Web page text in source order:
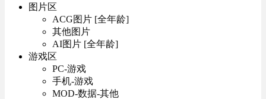
图片区
ACG图片 [全年龄]
其他图片
AI图片 [全年龄]
游戏区
PC-游戏
手机-游戏
MOD-数据-其他